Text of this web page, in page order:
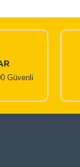
Güvenli